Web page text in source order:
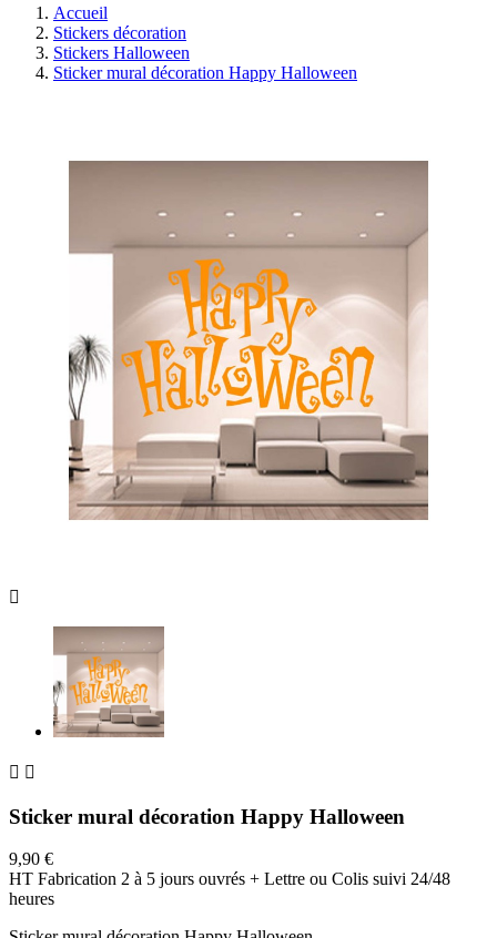
Accueil
Stickers décoration
Stickers Halloween
Sticker mural décoration Happy Halloween

 
Sticker mural décoration Happy Halloween
9,90 €
HT Fabrication 2 à 5 jours ouvrés + Lettre ou Colis suivi 24/48
heures